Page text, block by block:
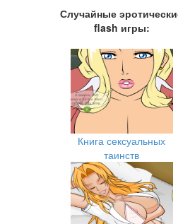
Случайные
flash игры:
Книга сексуальных
таинств